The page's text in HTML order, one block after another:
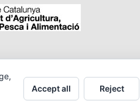
Accept all Reject